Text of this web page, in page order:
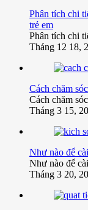
Phân tích chi
trẻ em
Phân tích chi
Tháng 12 18,
Cách chăm
Cách chăm
Tháng 3 15,
Như nào để
Như nào để
Tháng 3 20,